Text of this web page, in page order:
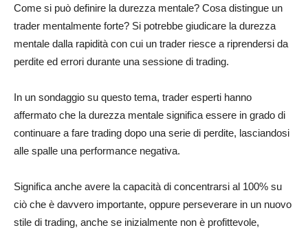
Come si può definire la durezza mentale? Cosa distingue un
trader mentalmente forte? Si potrebbe giudicare la durezza
mentale dalla rapidità con cui un trader riesce a riprendersi da
perdite ed errori durante una sessione di trading.
In un sondaggio su questo tema, trader esperti hanno
affermato che la durezza mentale significa essere in grado di
continuare a fare trading dopo una serie di perdite, lasciandosi
alle spalle una performance negativa.
Significa anche avere la capacità di concentrarsi al 100% su
ciò che è davvero importante, oppure perseverare in un nuovo
stile di trading, anche se inizialmente non è profittevole,